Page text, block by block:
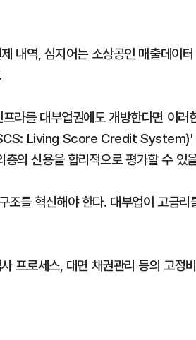
내역, 심지어는 소상공인 매출데이
라를 대부업권에도 개방한다면 이
Living Score Credit System)'
의 신용을 합리적으로 평가할 수 있
조를 혁신해야 한다. 대부업이 고금
프로세스, 대면 채권관리 등의 고정